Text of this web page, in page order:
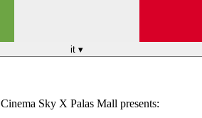
it ▾
Cinema Sky X Palas Mall presents: